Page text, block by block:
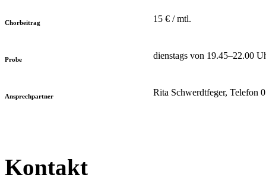
Chorbeitrag 15 € / mtl.
Probe dienstags von 19.45–22.00
Ansprechpartner Rita Schwerdtfeger, Telefon
Kontakt